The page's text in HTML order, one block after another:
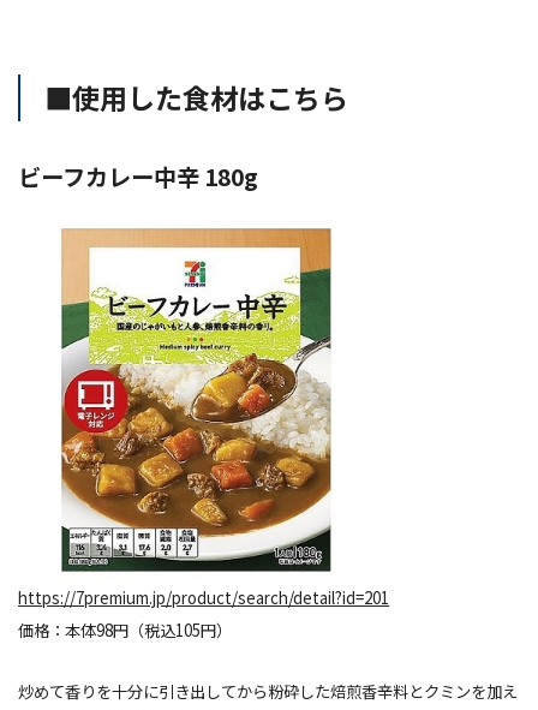
■使用した食材はこちら
ビーフカレー中辛 180g
https://7premium.jp/product/search/detail?id=201
価格：本体98円（税込105円）
炒めて香りを十分に引き出してから粉砕した焙煎香辛料とクミンを加え